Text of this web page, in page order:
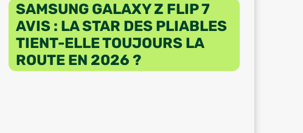
SAMSUNG GALAXY Z FLIP 7
AVIS : LA STAR DES PLIABLES
TIENT-ELLE TOUJOURS LA
ROUTE EN 2026 ?